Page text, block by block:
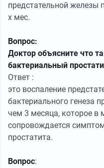
предстательной железы
х мес.
Вопрос:
Доктор объясните что
бактериальный
Ответ :
это воспаление
бактериального генеза
чем 3 месяца, которое в
сопровождается
простатита.
Вопрос: